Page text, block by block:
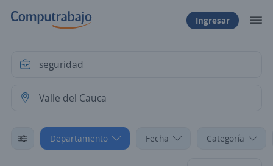
Ingresar
Departamento Fecha Categoría